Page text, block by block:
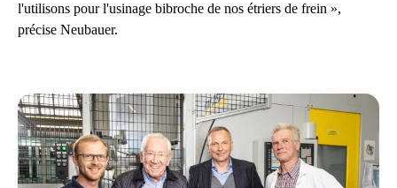
l'utilisons pour l'usinage bibroche de nos étriers de frein »,
précise Neubauer.